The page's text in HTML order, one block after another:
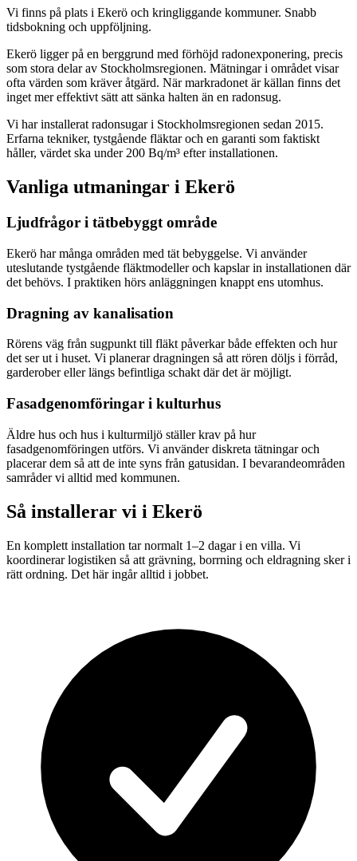
Vi finns på plats i Ekerö och kringliggande kommuner. Snabb
tidsbokning och uppföljning.
Ekerö ligger på en berggrund med förhöjd radonexponering, precis
som stora delar av Stockholmsregionen. Mätningar i området visar
ofta värden som kräver åtgärd. När markradonet är källan finns det
inget mer effektivt sätt att sänka halten än en radonsug.
Vi har installerat radonsugar i Stockholmsregionen sedan 2015.
Erfarna tekniker, tystgående fläktar och en garanti som faktiskt
håller, värdet ska under 200 Bq/m³ efter installationen.
Vanliga utmaningar i Ekerö
Ljudfrågor i tätbebyggt område
Ekerö har många områden med tät bebyggelse. Vi använder
uteslutande tystgående fläktmodeller och kapslar in installationen där
det behövs. I praktiken hörs anläggningen knappt ens utomhus.
Dragning av kanalisation
Rörens väg från sugpunkt till fläkt påverkar både effekten och hur
det ser ut i huset. Vi planerar dragningen så att rören döljs i förråd,
garderober eller längs befintliga schakt där det är möjligt.
Fasadgenomföringar i kulturhus
Äldre hus och hus i kulturmiljö ställer krav på hur
fasadgenomföringen utförs. Vi använder diskreta tätningar och
placerar dem så att de inte syns från gatusidan. I bevarandeområden
samråder vi alltid med kommunen.
Så installerar vi i Ekerö
En komplett installation tar normalt 1–2 dagar i en villa. Vi
koordinerar logistiken så att grävning, borrning och eldragning sker i
rätt ordning. Det här ingår alltid i jobbet.